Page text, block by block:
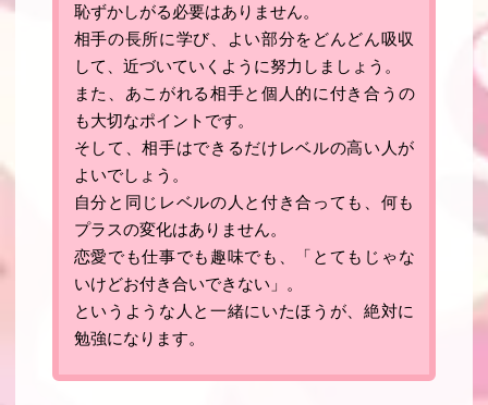
恥ずかしがる必要はありません。
相手の長所に学び、よい部分をどんどん吸収
して、近づいていくように努力しましょう。
また、 あこがれる相手と個人的に付き合うの
も大切なポイントです。
そして、相手はできるだけレベルの高い人が
よいでしょう。
自分と同じレベルの人と付き合っても、何も
プラスの変化はありません。
恋愛でも仕事でも趣味でも、「 とてもじゃな
いけどお付き合いできない 」。
というような人と一緒にいたほうが、絶対に
勉強になります。